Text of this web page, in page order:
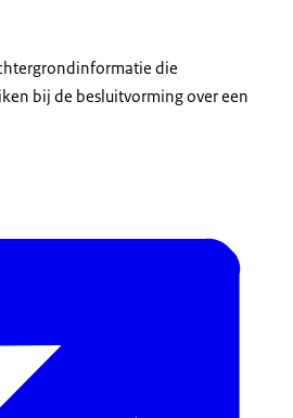
die
bij de besluitvorming over een